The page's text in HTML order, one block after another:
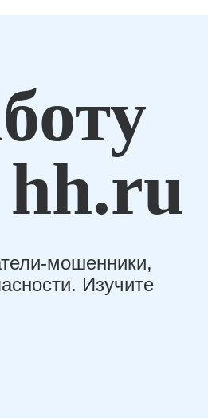
мошенники,
Изучите